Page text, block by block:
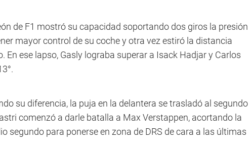
de F1 mostró su capacidad soportando dos giros la presión
mayor control de su coche y otra vez estiró la distancia
En ese lapso, Gasly lograba superar a Isack Hadjar y Carlos
su diferencia, la puja en la delantera se trasladó al segundo
comenzó a darle batalla a Max Verstappen, acortando la
segundo para ponerse en zona de DRS de cara a las últimas